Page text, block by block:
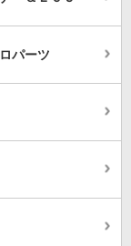
パーツ